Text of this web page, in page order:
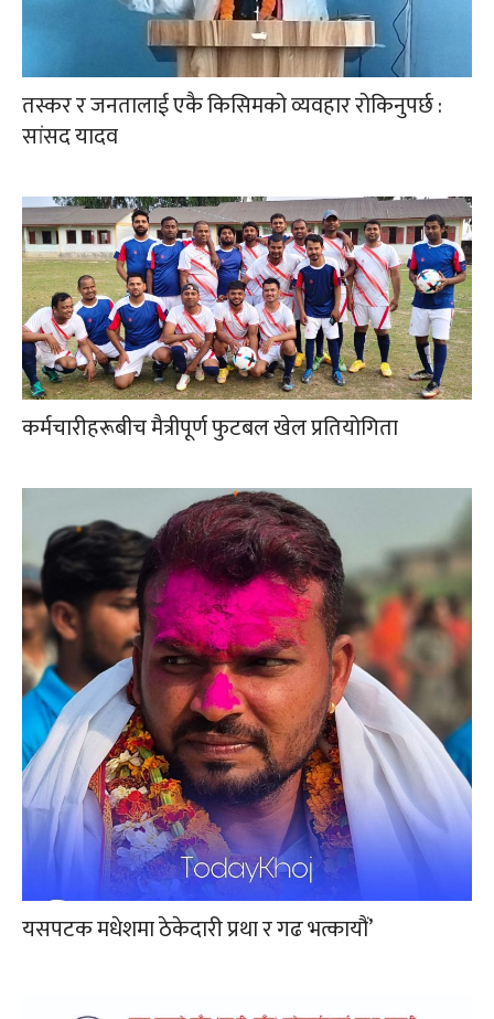
तस्कर र जनतालाई एकै किसिमको व्यवहार रोकिनुपर्छ :
सांसद यादव
कर्मचारीहरूबीच मैत्रीपूर्ण फुटबल खेल प्रतियोगिता
यसपटक मधेशमा ठेकेदारी प्रथा र गढ भत्कायौं’